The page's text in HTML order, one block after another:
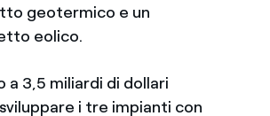
geotermico e un
eolico.
3,5 miliardi di dollari
i tre impianti con